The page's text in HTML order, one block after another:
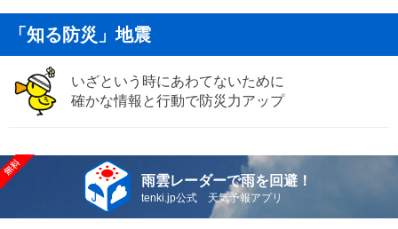
「知る防災」地震
いざという時にあわてないために
確かな情報と行動で防災力アップ
雨雲レーダーで雨を回避！
tenki.jp公式 天気予報アプリ